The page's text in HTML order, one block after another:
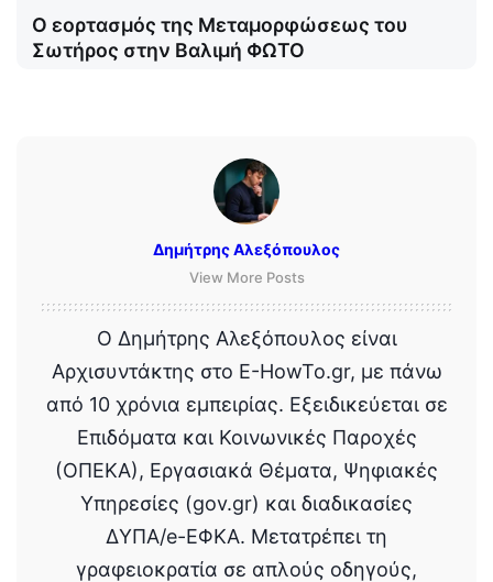
Ο εορτασμός της Μεταμορφώσεως του
Σωτήρος στην Βαλιμή ΦΩΤΟ
Δημήτρης Αλεξόπουλος
View More Posts
Ο Δημήτρης Αλεξόπουλος είναι
Αρχισυντάκτης στο E-HowTo.gr, με πάνω
από 10 χρόνια εμπειρίας. Εξειδικεύεται σε
Επιδόματα και Κοινωνικές Παροχές
(ΟΠΕΚΑ), Εργασιακά Θέματα, Ψηφιακές
Υπηρεσίες (gov.gr) και διαδικασίες
ΔΥΠΑ/e-ΕΦΚΑ. Μετατρέπει τη
γραφειοκρατία σε απλούς οδηγούς,